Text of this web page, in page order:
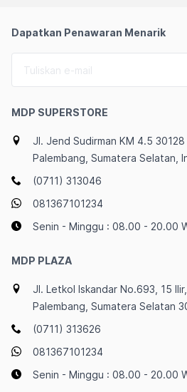
Dapatkan Penawaran Menarik
MDP SUPERSTORE
Jl. Jend Sudirman KM 4.5
Palembang, Sumatera Selatan,
(0711) 313046
081367101234
Senin - Minggu : 08.00 - 20.00
MDP PLAZA
Jl. Letkol Iskandar No.693, 15
Palembang, Sumatera Selatan
(0711) 313626
081367101234
Senin - Minggu : 08.00 - 20.00